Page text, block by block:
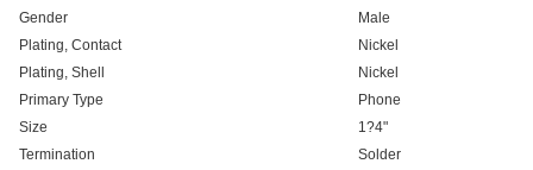
Gender
Male
Plating, Contact
Nickel
Plating, Shell
Nickel
Primary Type
Phone
Size
1?4"
Termination
Solder